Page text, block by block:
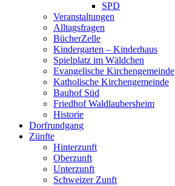
SPD
Veranstaltungen
Alltagsfragen
BücherZelle
Kindergarten – Kinderhaus
Spielplatz im Wäldchen
Evangelische Kirchengemeinde
Katholische Kirchengemeinde
Bauhof Süd
Friedhof Waldlaubersheim
Historie
Dorfrundgang
Zünfte
Hinterzunft
Oberzunft
Unterzunft
Schweizer Zunft